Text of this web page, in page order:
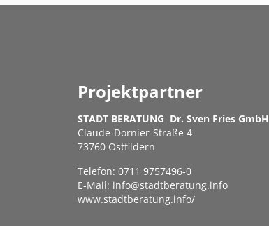
Projektpartner
STADT BERATUNG Dr. Sven Fries GmbH
Claude-Dornier-Straße 4
73760 Ostfildern
Telefon:0711 9757496-0
E-Mail: info@stadtberatung.info
www.stadtberatung.info/